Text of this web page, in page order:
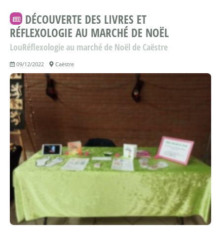
DÉCOUVERTE DES LIVRES ET
RÉFLEXOLOGIE AU MARCHÉ DE NOËL
LouRéflexologie au marché de Noël de Caëstre
09/12/2022 Caëstre